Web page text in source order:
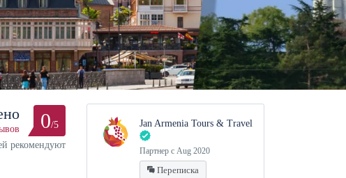
0/5
рекомендуют
Jan Armenia Tours & Travel
Партнер с Aug 2020
Переписка